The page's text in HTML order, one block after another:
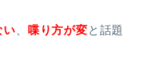
い 喋り方が変と話題